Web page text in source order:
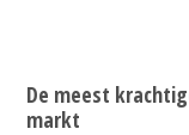
De meest
markt